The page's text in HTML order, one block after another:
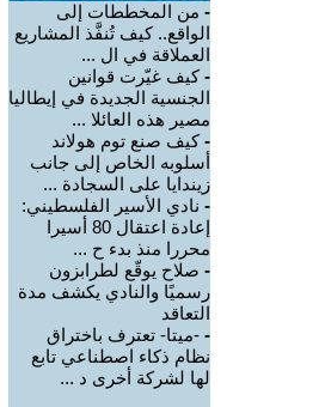
- من المخططات إلى
الواقع.. كيف تُنفَّذ المشاريع
العملاقة في ال ...
-كيف غيّرت قوانين
الجنسية الجديدة في إيطاليا
مصير هذه العائلا ...
-كيف صنع توم هولاند
أسلوبه الخاص إلى جانب
زيندايا على السجادة ...
- نادي الأسير الفلسطيني:
إعادة اعتقال 80 أسيرا
محررا منذ بدء ح ...
- صلاح يوقّع لطرابزون
رسميًا والنادي يكشف مدة
التعاقد
- -ميتا- تعترف باختراق
نظام ذكاء اصطناعي تابع
لها لشركة أخرى د ...